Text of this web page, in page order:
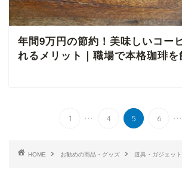
年間9万円の節約！美味しいコー
れるメリット｜職場で本格珈琲を
1 ... 4 5 6 ...
HOME お勧めの商品・グッズ 道具・ガジェッ